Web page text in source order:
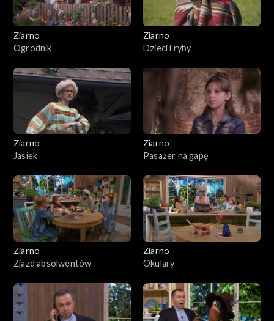
Ziarno
Ogrodnik
Ziarno
Dzieci i ryby
Ziarno
Jasiek
Ziarno
Pasażer na gapę
Ziarno
Zjazd absolwentów
Ziarno
Okulary